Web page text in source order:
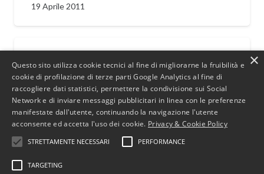
19 Aprile 2011
IVA por el “criterio de caja”: ya no
hay excusa.
20 Dicembre 2010
×
Questo sito utilizza cookie tecnici al fine di migliorarne la fruibilità e
cookie di profilazione di terze parti Google Analytics al fine di
raccogliere dati statistici, permettere la condivisione sui Social
Network e di inviare messaggi pubblicitari in linea con le preferenze
manifestate dall'utente, continuando la navigazione l'utente
acconsente ed accetta l'uso dei cookie. Privacy & Cookie Policy
STRETTAMENTE NECESSARI PERFORMANCE
TARGETING